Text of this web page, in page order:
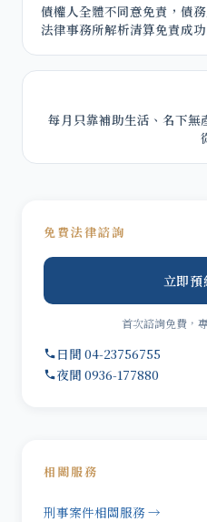
債權人全體不同意免責，債
法律事務所解析清算免責成功
每月只靠補助生活、名下無
免費法律諮詢
立即
首次諮詢免費，
日間 04-23756755
夜間 0936-177880
相關服務
刑事案件相關服務 →